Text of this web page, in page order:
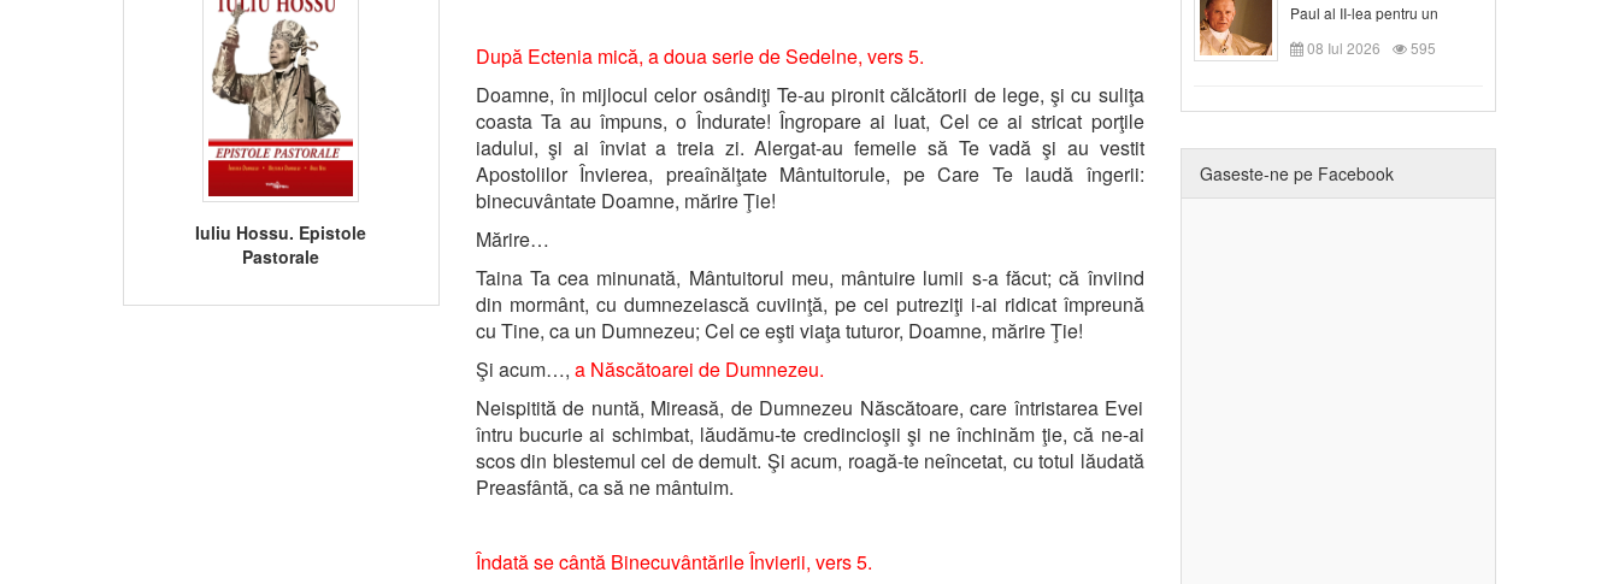
Iuliu Hossu. Epistole
Pastorale
După Ectenia mică, a doua serie de Sedelne, vers 5.
Doamne, în mijlocul celor osândiţi Te-au pironit călcătorii de lege, şi cu suliţa
coasta Ta au împuns, o Îndurate! Îngropare ai luat, Cel ce ai stricat porţile
iadului, şi ai înviat a treia zi. Alergat-au femeile să Te vadă şi au vestit
Apostolilor Învierea, preaînălţate Mântuitorule, pe Care Te laudă îngerii:
binecuvântate Doamne, mărire Ţie!
Mărire…
Taina Ta cea minunată, Mântuitorul meu, mântuire lumii s-a făcut; că înviind
din mormânt, cu dumnezeiască cuviinţă, pe cei putreziţi i-ai ridicat împreună
cu Tine, ca un Dumnezeu; Cel ce eşti viaţa tuturor, Doamne, mărire Ţie!
Şi acum…, a Născătoarei de Dumnezeu.
Neispitită de nuntă, Mireasă, de Dumnezeu Născătoare, care întristarea Evei
întru bucurie ai schimbat, lăudămu-te credincioşii şi ne închinăm ţie, că ne-ai
scos din blestemul cel de demult. Şi acum, roagă-te neîncetat, cu totul lăudată
Preasfântă, ca să ne mântuim.
Îndată se cântă Binecuvântările Învierii, vers 5.
Paul al II-lea pentru un
creștin
08 Iul 2026 595
Gaseste-ne pe Facebook